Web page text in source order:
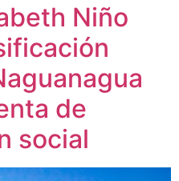
Niño
de
social